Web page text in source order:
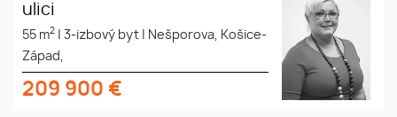
ulici
55 m2 3-izbový byt
Nešporova, Košice-
Západ,
209 900 €